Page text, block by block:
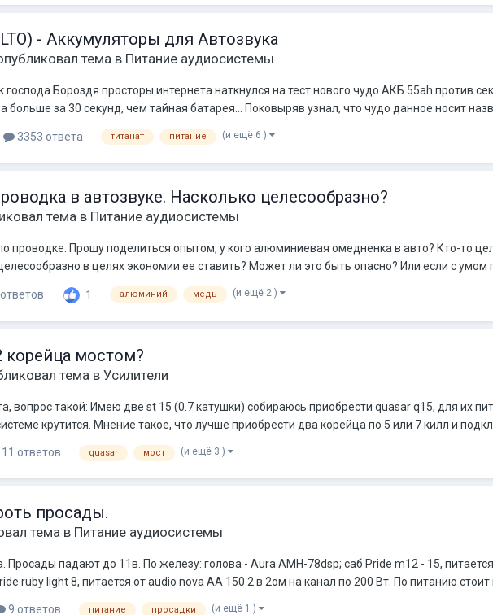
- Аккумуляторы для Автозвука
тема в Питание аудиосистемы
Бороздя просторы интернета наткнулся на тест нового чудо АКБ 55ah против
больше за 30 секунд, чем тайная батарея... Поковыряв узнал, что чудо данное носит
3353 ответа титанат питание (и ещё 6 )
в автозвуке. Насколько целесообразно?
тема в Питание аудиосистемы
проводке. Прошу поделиться опытом, у кого алюминиевая омедненка в авто? Кто-то
в целях экономии ее ставить? Может ли это быть опасно? Или если с умом
1 алюминий медь (и ещё 2 )
корейца мостом?
тема вУсилители
вопрос такой: Имею две st 15 (0.7 катушки) собираюсь приобрести quasar q15, для их
крутится. Мнение такое, что лучше приобрести два корейца по 5 или 7 килл и
ответов quasar мост (и ещё 3 )
просады.
тема в Питание аудиосистемы
Просады падают до 11в. По железу: голова - Aura AMH-78dsp; саб Pride m12 - 15,
ruby light 8, питается от audio nova AA 150.2 в 2ом на канал по 200 Вт. По питанию стоит
9 ответов питание просадки (и ещё 1 )